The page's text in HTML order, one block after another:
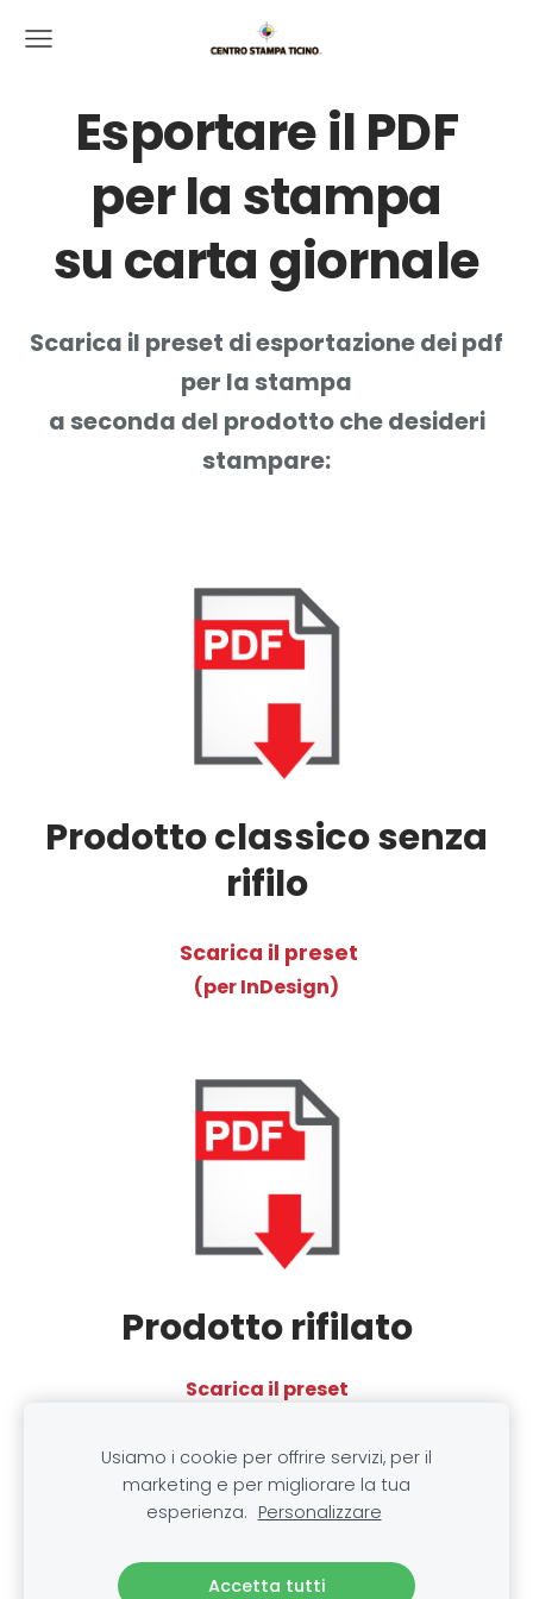
Esportare il PDF
per la stampa
su carta giornale
Scarica il preset di esportazione dei pdf
per la stampa
a seconda del prodotto che desideri
stampare:
Prodotto classico senza
rifilo
Scarica il preset
(per InDesign)
Prodotto rifilato
Scarica il preset
Usiamo i cookie per offrire servizi, per il
marketing e per migliorare la tua
esperienza. Personalizzare
Accetta tutti